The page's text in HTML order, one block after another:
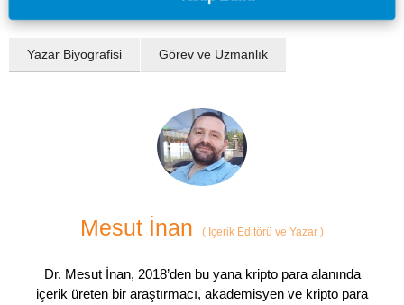
Yazar Biyografisi Görev ve Uzmanlık
Mesut İnan ( İçerik Editörü ve Yazar )
Dr. Mesut İnan, 2018’den bu yana kripto para alanında
içerik üreten bir araştırmacı, akademisyen ve kripto para